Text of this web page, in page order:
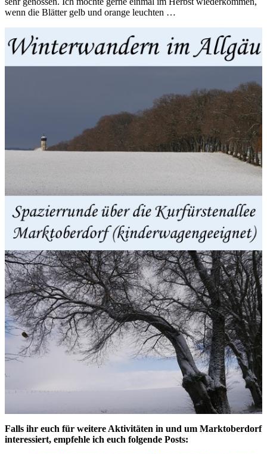
wenn die Blätter gelb und orange leuchten …
Falls ihr euch für weitere Aktivitäten in und um Marktoberdorf
interessiert, empfehle ich euch folgende Posts: